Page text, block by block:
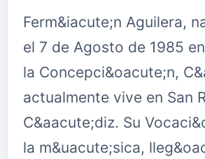
Ferm&iacute;n Aguilera,
el 7 de Agosto de 1985
la Concepci&oacute;n,
actualmente vive en San
C&aacute;diz. Su
la m&uacute;sica,